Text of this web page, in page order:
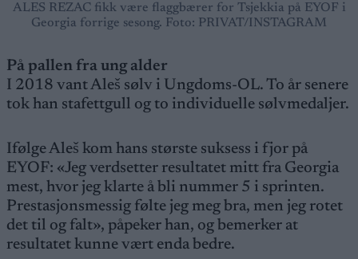
ALES REZAC fikk være flaggbærer for Tsjekkia på EYOF i
Georgia forrige sesong. Foto: PRIVAT/INSTAGRAM
På pallen fra ung alder
I 2018 vant Aleš sølv i Ungdoms-OL. To år senere
tok han stafettgull og to individuelle sølvmedaljer.
Ifølge Aleš kom hans største suksess i fjor på
EYOF: «Jeg verdsetter resultatet mitt fra Georgia
mest, hvor jeg klarte å bli nummer 5 i sprinten.
Prestasjonsmessig følte jeg meg bra, men jeg rotet
det til og falt», påpeker han, og bemerker at
resultatet kunne vært enda bedre.